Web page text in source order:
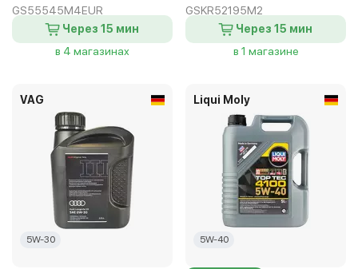
GS55545M4EUR
Через 15 мин
в 4 магазинах
GSKR52195M2
Через 15 мин
в 1 магазине
VAG
5W-30
Liqui Moly
5W-40